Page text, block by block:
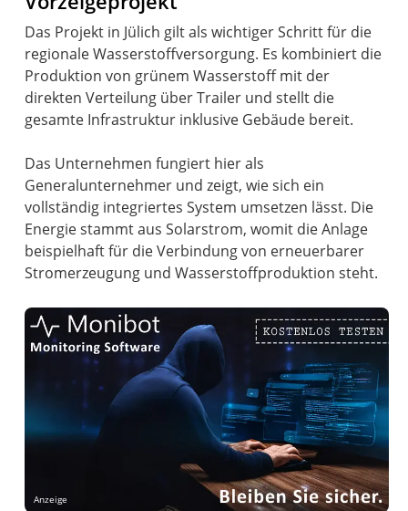
Das Projekt in Jülich gilt als wichtiger Schritt für die
regionale Wasserstoffversorgung. Es kombiniert die
Produktion von grünem Wasserstoff mit der
direkten Verteilung über Trailer und stellt die
gesamte Infrastruktur inklusive Gebäude bereit.
Das Unternehmen fungiert hier als
Generalunternehmer und zeigt, wie sich ein
vollständig integriertes System umsetzen lässt. Die
Energie stammt aus Solarstrom, womit die Anlage
beispielhaft für die Verbindung von erneuerbarer
Stromerzeugung und Wasserstoffproduktion steht.
Anzeige